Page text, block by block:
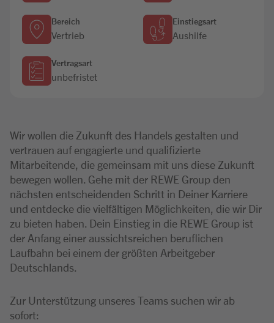
Bereich
Vertrieb
Einstiegsart
Aushilfe
Vertragsart
unbefristet
Wir wollen die Zukunft des Handels gestalten und
vertrauen auf engagierte und qualifizierte
Mitarbeitende, die gemeinsam mit uns diese Zukunft
bewegen wollen. Gehe mit der REWE Group den
nächsten entscheidenden Schritt in Deiner Karriere
und entdecke die vielfältigen Möglichkeiten, die wir Dir
zu bieten haben. Dein Einstieg in die REWE Group ist
der Anfang einer aussichtsreichen beruflichen
Laufbahn bei einem der größten Arbeitgeber
Deutschlands.
Zur Unterstützung unseres Teams suchen wir ab
sofort: